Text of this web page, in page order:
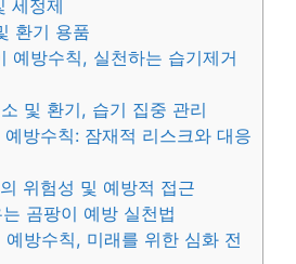
세정제
환기 용품
예방수칙, 실천하는 습기제거
및 환기, 습기 집중 관리
방수칙: 잠재적 리스크와 대응
위험성 및 예방적 접근
곰팡이 예방 실천법
방수칙, 미래를 위한 심화 전